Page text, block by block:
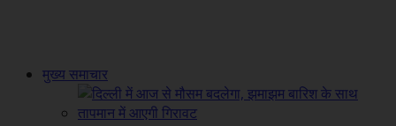
मुख्य समाचार